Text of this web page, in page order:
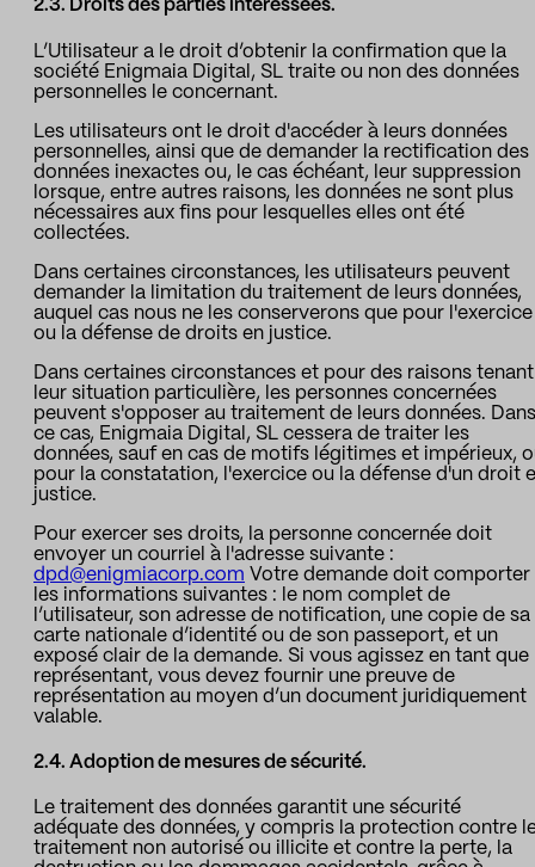
2.3. Droits des parties intéressées.
L’Utilisateur a le droit d’obtenir la confirmation que la
société Enigmaia Digital, SL traite ou non des données
personnelles le concernant.
Les utilisateurs ont le droit d'accéder à leurs données
personnelles, ainsi que de demander la rectification des
données inexactes ou, le cas échéant, leur suppression
lorsque, entre autres raisons, les données ne sont plus
nécessaires aux fins pour lesquelles elles ont été
collectées.
Dans certaines circonstances, les utilisateurs peuvent
demander la limitation du traitement de leurs données,
auquel cas nous ne les conserverons que pour l'exercice
ou la défense de droits en justice.
Dans certaines circonstances et pour des raisons
leur situation particulière, les personnes concernées
peuvent s'opposer au traitement de leurs données. Dans
ce cas, Enigmaia Digital, SL cessera de traiter les
données, sauf en cas de motifs légitimes et impérieux,
pour la constatation, l'exercice ou la défense d'un droit
justice.
Pour exercer ses droits, la personne concernée doit
envoyer un courriel à l'adresse suivante :
dpd@enigmiacorp.com Votre demande doit comporter
les informations suivantes : le nom complet de
l’utilisateur, son adresse de notification, une copie de sa
carte nationale d’identité ou de son passeport, et un
exposé clair de la demande. Si vous agissez en tant que
représentant, vous devez fournir une preuve de
représentation au moyen d’un document juridiquement
valable.
2.4. Adoption de mesures de sécurité.
Le traitement des données garantit une sécurité
adéquate des données, y compris la protection contre
traitement non autorisé ou illicite et contre la perte, la